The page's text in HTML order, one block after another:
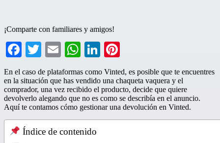
¡Comparte con familiares y amigos!
Facebook
TwitterEmailWhatsApp
LinkedIn
En el caso de plataformas como Vinted, es posible que te encuentres
en la situación que has vendido una chaqueta vaquera y el
comprador, una vez recibido el producto, decide que quiere
devolverlo alegando que no es como se describía en el anuncio.
Aquí te contamos cómo gestionar una devolución en Vinted.
Índice de contenido